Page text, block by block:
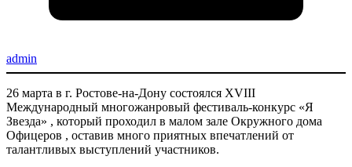
admin
26 марта в г. Ростове-на-Дону состоялся XVIII
Международный многожанровый фестиваль-конкурс «Я
Звезда» , который проходил в малом зале Окружного дома
Офицеров , оставив много приятных впечатлений от
талантливых выступлений участников.